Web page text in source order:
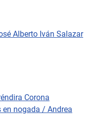
Alberto Iván Salazar
Corona
en nogada / Andrea